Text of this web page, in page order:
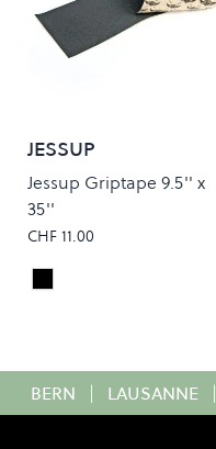
JESSUP
Jessup Griptape 9.5'' x
35''
CHF 11.00
Colour
Black
BERN | LAUSANNE |